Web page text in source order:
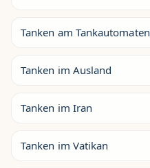
Tanken am Tankautomaten
Tanken im Ausland
Tanken im Iran
Tanken im Vatikan